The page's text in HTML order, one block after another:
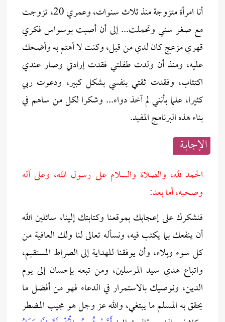
أنا امرأة متزوجة منذ ثلاث سنوات، وعمري 20، تزوجت
مع صغر سني وتحملت... إلى أن أصبت بوسواس فكري
قهري مزعج كان لدي من قبل، وكنت لا أهتم به وأضحك
عليه، ومنذ أن ولدت طفلتي فقدت إرادتي وصار عندي
اكتئاب، وفقدت ثقتي بنفسي بشكل كبير، ودعوت ربي
كثيرا، علما بأنني لم آخذ دواء... وشكرا لكل من ساهم في
بناء هذه البرنامج المفيد.
الإجابــة
الحمد لله، والصلاة والسلام على رسول الله، وعلى آله
وصحبه، أما بعد:
فنشكرك على إعجابك بموقعنا وكتابتك إلينا، سائلين الله
أن ينفعك بما يكتب فيه، ونسأله تعالى لنا ولك العافية من
كل سوء وبلاء، وأن يوفقنا للهداية إلى الصراط المستقيم،
واتباع هدي سيد المرسلين، ومن تبعه بإحسان إلى يوم
الدين، ونوصيك بالاستمرار في الدعاء فهو من أفضل ما
يحقق به المسلم ما يبتغي، والله عز وجل هو مجيب المضطر